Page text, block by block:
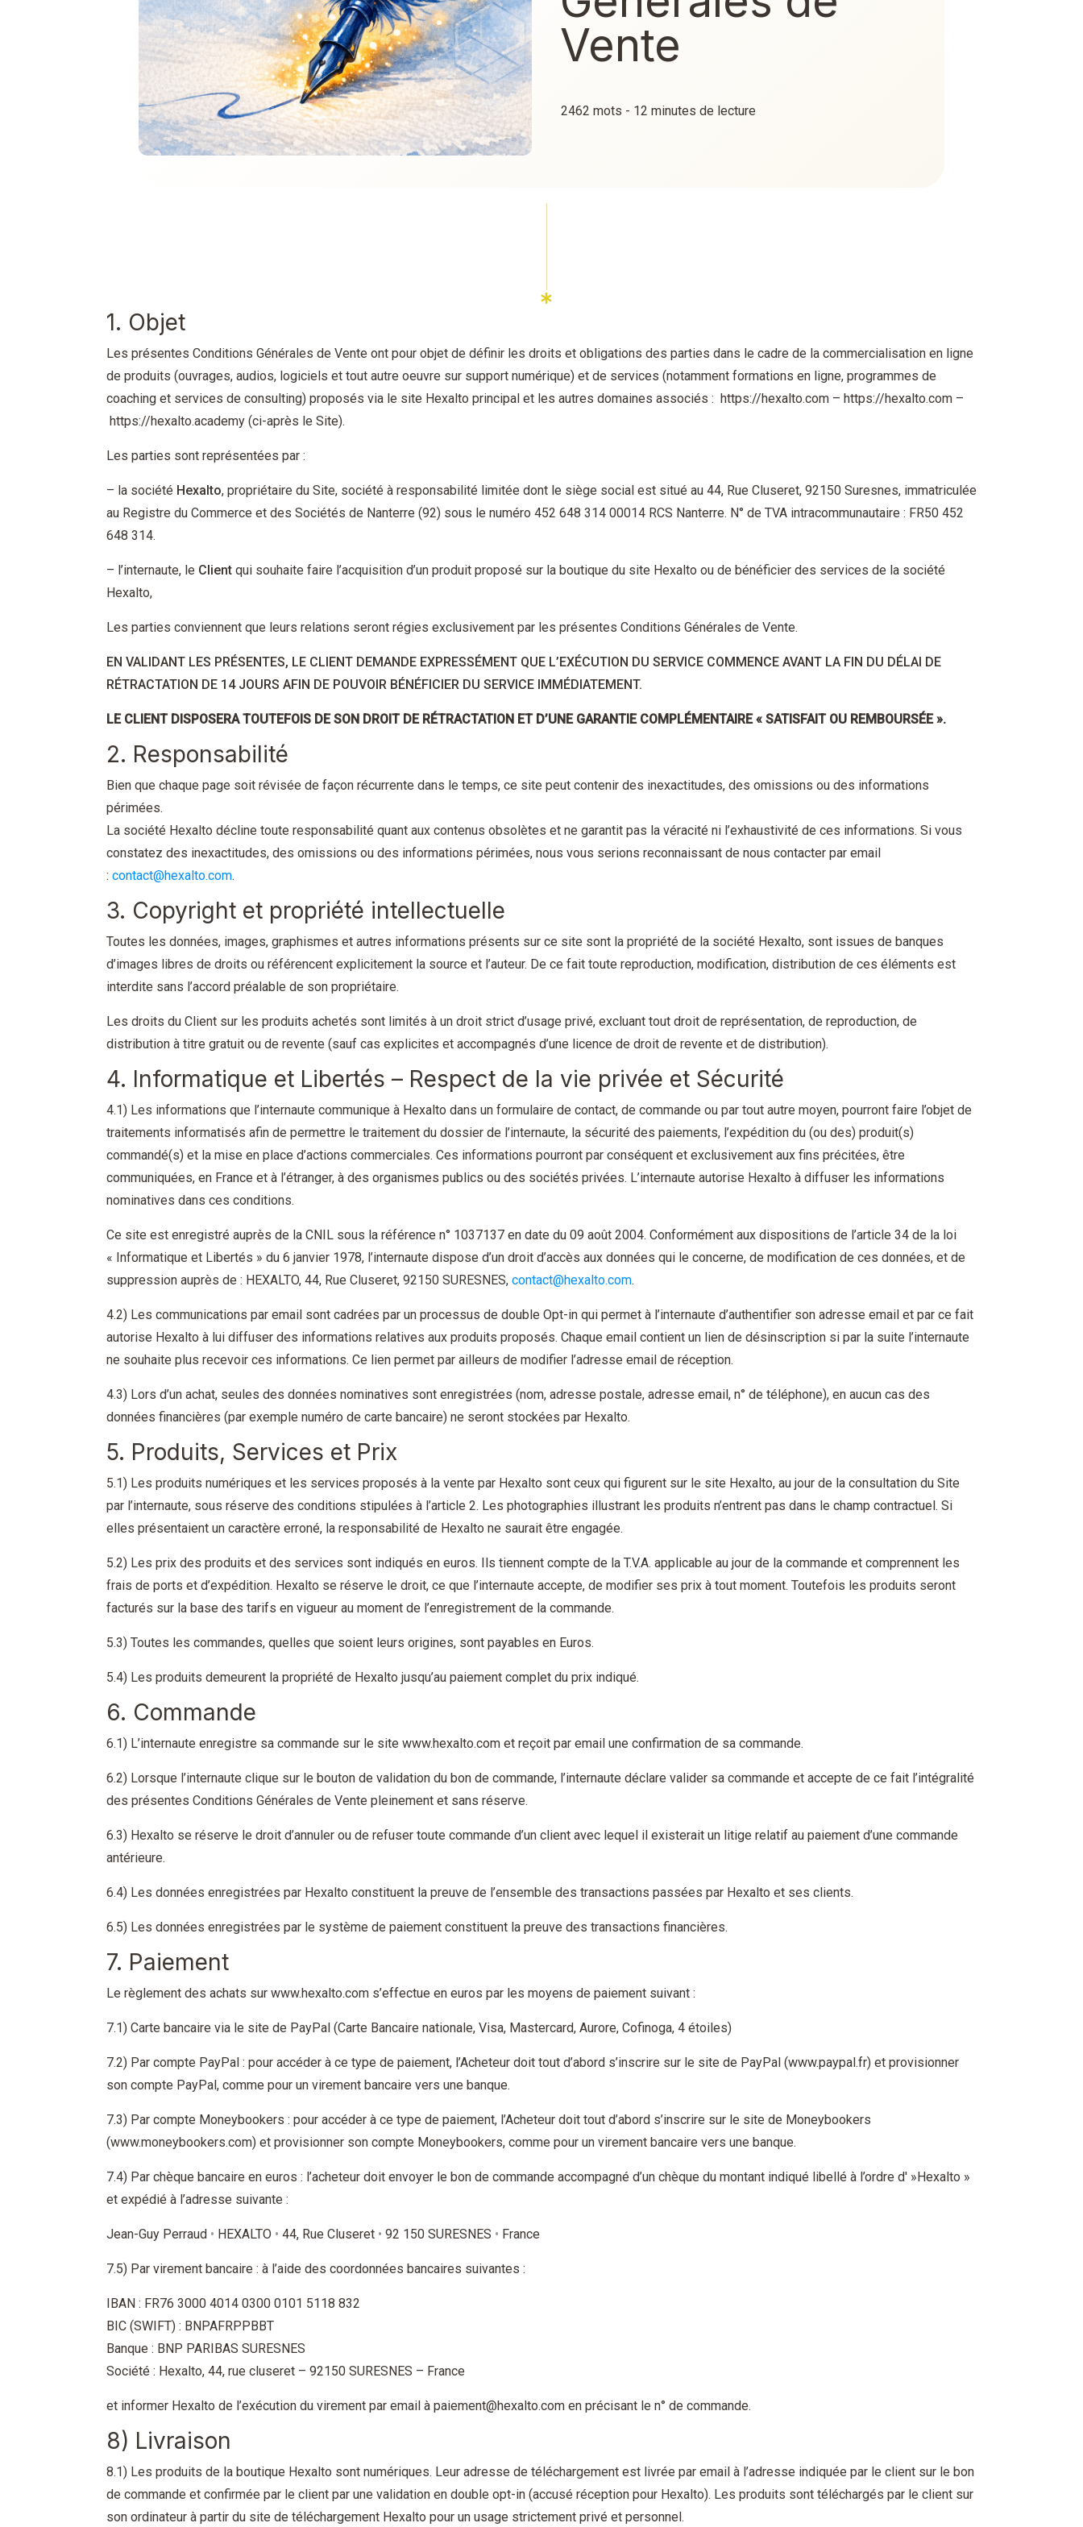
Vente
2462 mots - 12 minutes de lecture
1. Objet
Les présentes Conditions Générales de Vente ont pour objet de définir les droits et obligations des parties dans le cadre de la commercialisation en ligne
de produits (ouvrages, audios, logiciels et tout autre oeuvre sur support numérique) et de services (notamment formations en ligne, programmes de
coaching et services de consulting) proposés via le site Hexalto principal et les autres domaines associés : https://hexalto.com – https://hexalto.com –
https://hexalto.academy (ci-après le Site).
Les parties sont représentées par :
– la société Hexalto, propriétaire du Site, société à responsabilité limitée dont le siège social est situé au 44, Rue Cluseret, 92150 Suresnes, immatriculée
au Registre du Commerce et des Sociétés de Nanterre (92) sous le numéro 452 648 314 00014 RCS Nanterre. N° de TVA intracommunautaire : FR50 452
648 314.
– l’internaute, le Client qui souhaite faire l’acquisition d’un produit proposé sur la boutique du site Hexalto ou de bénéficier des services de la société
Hexalto,
Les parties conviennent que leurs relations seront régies exclusivement par les présentes Conditions Générales de Vente.
EN VALIDANT LES PRÉSENTES, LE CLIENT DEMANDE EXPRESSÉMENT QUE L’EXÉCUTION DU SERVICE COMMENCE AVANT LA FIN DU DÉLAI DE
RÉTRACTATION DE 14 JOURS AFIN DE POUVOIR BÉNÉFICIER DU SERVICE IMMÉDIATEMENT.
LE CLIENT DISPOSERA TOUTEFOIS DE SON DROIT DE RÉTRACTATION ET D’UNE GARANTIE COMPLÉMENTAIRE « SATISFAIT OU REMBOURSÉE ».
2. Responsabilité
Bien que chaque page soit révisée de façon récurrente dans le temps, ce site peut contenir des inexactitudes, des omissions ou des informations
périmées.
La société Hexalto décline toute responsabilité quant aux contenus obsolètes et ne garantit pas la véracité ni l’exhaustivité de ces informations. Si vous
constatez des inexactitudes, des omissions ou des informations périmées, nous vous serions reconnaissant de nous contacter par email
: contact@hexalto.com.
3. Copyright et propriété intellectuelle
Toutes les données, images, graphismes et autres informations présents sur ce site sont la propriété de la société Hexalto, sont issues de banques
d’images libres de droits ou référencent explicitement la source et l’auteur. De ce fait toute reproduction, modification, distribution de ces éléments est
interdite sans l’accord préalable de son propriétaire.
Les droits du Client sur les produits achetés sont limités à un droit strict d’usage privé, excluant tout droit de représentation, de reproduction, de
distribution à titre gratuit ou de revente (sauf cas explicites et accompagnés d’une licence de droit de revente et de distribution).
4. Informatique et Libertés – Respect de la vie privée et Sécurité
4.1) Les informations que l’internaute communique à Hexalto dans un formulaire de contact, de commande ou par tout autre moyen, pourront faire l’objet de
traitements informatisés afin de permettre le traitement du dossier de l’internaute, la sécurité des paiements, l’expédition du (ou des) produit(s)
commandé(s) et la mise en place d’actions commerciales. Ces informations pourront par conséquent et exclusivement aux fins précitées, être
communiquées, en France et à l’étranger, à des organismes publics ou des sociétés privées. L’internaute autorise Hexalto à diffuser les informations
nominatives dans ces conditions.
Ce site est enregistré auprès de la CNIL sous la référence n° 1037137 en date du 09 août 2004. Conformément aux dispositions de l’article 34 de la loi
« Informatique et Libertés » du 6 janvier 1978, l’internaute dispose d’un droit d’accès aux données qui le concerne, de modification de ces données, et de
suppression auprès de : HEXALTO, 44, Rue Cluseret, 92150 SURESNES, contact@hexalto.com.
4.2) Les communications par email sont cadrées par un processus de double Opt-in qui permet à l’internaute d’authentifier son adresse email et par ce fait
autorise Hexalto à lui diffuser des informations relatives aux produits proposés. Chaque email contient un lien de désinscription si par la suite l’internaute
ne souhaite plus recevoir ces informations. Ce lien permet par ailleurs de modifier l’adresse email de réception.
4.3) Lors d’un achat, seules des données nominatives sont enregistrées (nom, adresse postale, adresse email, n° de téléphone), en aucun cas des
données financières (par exemple numéro de carte bancaire) ne seront stockées par Hexalto.
5. Produits, Services et Prix
5.1) Les produits numériques et les services proposés à la vente par Hexalto sont ceux qui figurent sur le site Hexalto, au jour de la consultation du Site
par l’internaute, sous réserve des conditions stipulées à l’article 2. Les photographies illustrant les produits n’entrent pas dans le champ contractuel. Si
elles présentaient un caractère erroné, la responsabilité de Hexalto ne saurait être engagée.
5.2) Les prix des produits et des services sont indiqués en euros. Ils tiennent compte de la T.V.A. applicable au jour de la commande et comprennent les
frais de ports et d’expédition. Hexalto se réserve le droit, ce que l’internaute accepte, de modifier ses prix à tout moment. Toutefois les produits seront
facturés sur la base des tarifs en vigueur au moment de l’enregistrement de la commande.
5.3) Toutes les commandes, quelles que soient leurs origines, sont payables en Euros.
5.4) Les produits demeurent la propriété de Hexalto jusqu’au paiement complet du prix indiqué.
6. Commande
6.1) L’internaute enregistre sa commande sur le site www.hexalto.com et reçoit par email une confirmation de sa commande.
6.2) Lorsque l’internaute clique sur le bouton de validation du bon de commande, l’internaute déclare valider sa commande et accepte de ce fait l’intégralité
des présentes Conditions Générales de Vente pleinement et sans réserve.
6.3) Hexalto se réserve le droit d’annuler ou de refuser toute commande d’un client avec lequel il existerait un litige relatif au paiement d’une commande
antérieure.
6.4) Les données enregistrées par Hexalto constituent la preuve de l’ensemble des transactions passées par Hexalto et ses clients.
6.5) Les données enregistrées par le système de paiement constituent la preuve des transactions financières.
7. Paiement
Le règlement des achats sur www.hexalto.com s’effectue en euros par les moyens de paiement suivant :
7.1) Carte bancaire via le site de PayPal (Carte Bancaire nationale, Visa, Mastercard, Aurore, Cofinoga, 4 étoiles)
7.2) Par compte PayPal : pour accéder à ce type de paiement, l’Acheteur doit tout d’abord s’inscrire sur le site de PayPal (www.paypal.fr) et provisionner
son compte PayPal, comme pour un virement bancaire vers une banque.
7.3) Par compte Moneybookers : pour accéder à ce type de paiement, l’Acheteur doit tout d’abord s’inscrire sur le site de Moneybookers
(www.moneybookers.com) et provisionner son compte Moneybookers, comme pour un virement bancaire vers une banque.
7.4) Par chèque bancaire en euros : l’acheteur doit envoyer le bon de commande accompagné d’un chèque du montant indiqué libellé à l’ordre d' »Hexalto »
et expédié à l’adresse suivante :
Jean-Guy Perraud • HEXALTO • 44, Rue Cluseret • 92 150 SURESNES • France
7.5) Par virement bancaire : à l’aide des coordonnées bancaires suivantes :
IBAN : FR76 3000 4014 0300 0101 5118 832
BIC (SWIFT) : BNPAFRPPBBT
Banque : BNP PARIBAS SURESNES
Société : Hexalto, 44, rue cluseret – 92150 SURESNES – France
et informer Hexalto de l’exécution du virement par email à paiement@hexalto.com en précisant le n° de commande.
8) Livraison
8.1) Les produits de la boutique Hexalto sont numériques. Leur adresse de téléchargement est livrée par email à l’adresse indiquée par le client sur le bon
de commande et confirmée par le client par une validation en double opt-in (accusé réception pour Hexalto). Les produits sont téléchargés par le client sur
son ordinateur à partir du site de téléchargement Hexalto pour un usage strictement privé et personnel.